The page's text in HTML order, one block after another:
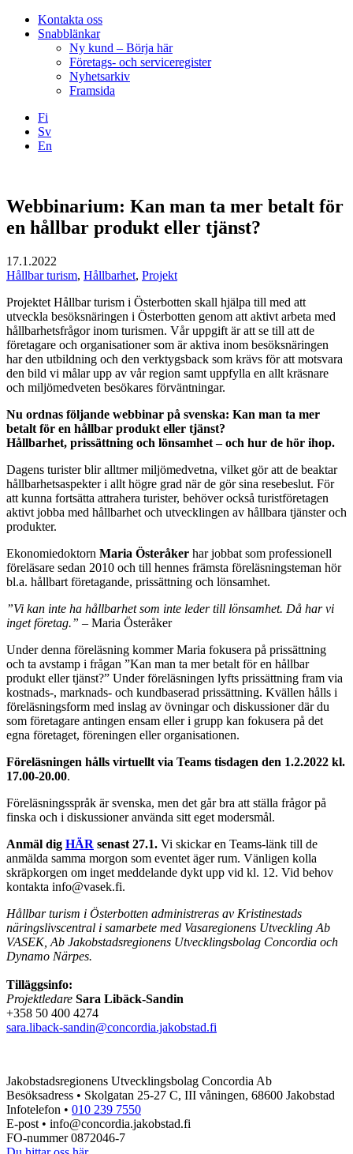
Kontakta oss
Snabblänkar
Ny kund – Börja här
Företags- och serviceregister
Nyhetsarkiv
Framsida
Fi
Sv
En
Webbinarium: Kan man ta mer betalt för
en hållbar produkt eller tjänst?
17.1.2022
Hållbar turism, Hållbarhet, Projekt
Projektet Hållbar turism i Österbotten skall hjälpa till med att
utveckla besöksnäringen i Österbotten genom att aktivt arbeta med
hållbarhetsfrågor inom turismen. Vår uppgift är att se till att de
företagare och organisationer som är aktiva inom besöksnäringen
har den utbildning och den verktygsback som krävs för att motsvara
den bild vi målar upp av vår region samt uppfylla en allt kräsnare
och miljömedveten besökares förväntningar.
Nu ordnas följande webbinar på svenska: Kan man ta mer
betalt för en hållbar produkt eller tjänst?
Hållbarhet, prissättning och lönsamhet – och hur de hör ihop.
Dagens turister blir alltmer miljömedvetna, vilket gör att de beaktar
hållbarhetsaspekter i allt högre grad när de gör sina resebeslut. För
att kunna fortsätta attrahera turister, behöver också turistföretagen
aktivt jobba med hållbarhet och utvecklingen av hållbara tjänster och
produkter.
Ekonomiedoktorn Maria Österåker har jobbat som professionell
föreläsare sedan 2010 och till hennes främsta föreläsningsteman hör
bl.a. hållbart företagande, prissättning och lönsamhet.
”Vi kan inte ha hållbarhet som inte leder till lönsamhet. Då har vi
inget företag.” – Maria Österåker
Under denna föreläsning kommer Maria fokusera på prissättning
och ta avstamp i frågan ”Kan man ta mer betalt för en hållbar
produkt eller tjänst?” Under föreläsningen lyfts prissättning fram via
kostnads-, marknads- och kundbaserad prissättning. Kvällen hålls i
föreläsningsform med inslag av övningar och diskussioner där du
som företagare antingen ensam eller i grupp kan fokusera på det
egna företaget, föreningen eller organisationen.
Föreläsningen hålls virtuellt via Teams tisdagen den 1.2.2022 kl.
17.00-20.00.
Föreläsningsspråk är svenska, men det går bra att ställa frågor på
finska och i diskussioner använda sitt eget modersmål.
Anmäl dig HÄR senast 27.1. Vi skickar en Teams-länk till de
anmälda samma morgon som eventet äger rum. Vänligen kolla
skräpkorgen om inget meddelande dykt upp vid kl. 12. Vid behov
kontakta info@vasek.fi.
Hållbar turism i Österbotten administreras av Kristinestads
näringslivscentral i samarbete med Vasaregionens Utveckling Ab
VASEK, Ab Jakobstadsregionens Utvecklingsbolag Concordia och
Dynamo Närpes.
Tilläggsinfo:
Projektledare Sara Libäck-Sandin
+358 50 400 4274
sara.liback-sandin@concordia.jakobstad.fi
Jakobstadsregionens Utvecklingsbolag Concordia Ab
Besöksadress • Skolgatan 25-27 C, III våningen, 68600 Jakobstad
Infotelefon • 010 239 7550
E-post • info@concordia.jakobstad.fi
FO-nummer 0872046-7